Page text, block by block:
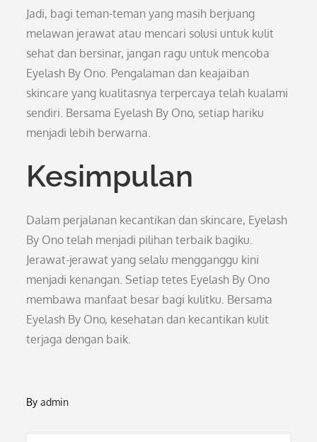
Jadi, bagi teman-teman yang masih berjuang
melawan jerawat atau mencari solusi untuk kulit
sehat dan bersinar, jangan ragu untuk mencoba
Eyelash By Ono. Pengalaman dan keajaiban
skincare yang kualitasnya terpercaya telah kualami
sendiri. Bersama Eyelash By Ono, setiap hariku
menjadi lebih berwarna.
Kesimpulan
Dalam perjalanan kecantikan dan skincare, Eyelash
By Ono telah menjadi pilihan terbaik bagiku.
Jerawat-jerawat yang selalu mengganggu kini
menjadi kenangan. Setiap tetes Eyelash By Ono
membawa manfaat besar bagi kulitku. Bersama
Eyelash By Ono, kesehatan dan kecantikan kulit
terjaga dengan baik.
Byadmin